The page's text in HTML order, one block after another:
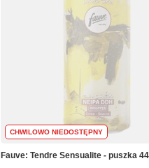
CHWILOWO NIEDOSTĘPNY
Fauve: Tendre Sensualite - puszka